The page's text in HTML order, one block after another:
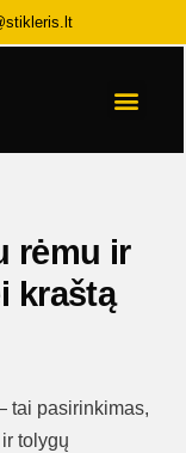
rėmu ir
kraštą
tai pasirinkimas,
tolygų